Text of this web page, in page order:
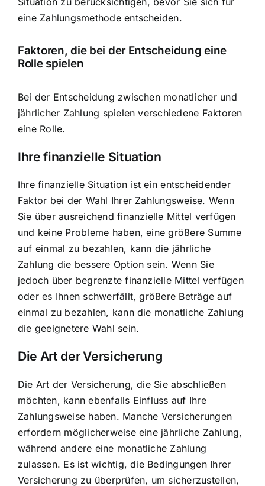
eine Zahlungsmethode entscheiden.
Faktoren, die bei der Entscheidung eine
Rolle spielen
Bei der Entscheidung zwischen monatlicher und
jährlicher Zahlung spielen verschiedene Faktoren
eine Rolle.
Ihre finanzielle Situation
Ihre finanzielle Situation ist ein entscheidender
Faktor bei der Wahl Ihrer Zahlungsweise. Wenn
Sie über ausreichend finanzielle Mittel verfügen
und keine Probleme haben, eine größere Summe
auf einmal zu bezahlen, kann die jährliche
Zahlung die bessere Option sein. Wenn Sie
jedoch über begrenzte finanzielle Mittel verfügen
oder es Ihnen schwerfällt, größere Beträge auf
einmal zu bezahlen, kann die monatliche Zahlung
die geeignetere Wahl sein.
Die Art der Versicherung
Die Art der Versicherung, die Sie abschließen
möchten, kann ebenfalls Einfluss auf Ihre
Zahlungsweise haben. Manche Versicherungen
erfordern möglicherweise eine jährliche Zahlung,
während andere eine monatliche Zahlung
zulassen. Es ist wichtig, die Bedingungen Ihrer
Versicherung zu überprüfen, um sicherzustellen,